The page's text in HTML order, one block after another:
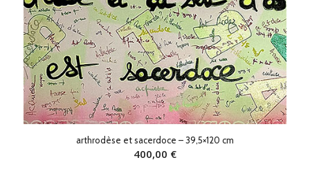
arthrodèse et sacerdoce – 39,5×120 cm
400,00 €